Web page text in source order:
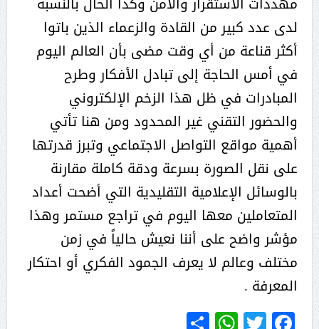
لدى عدد كبير من القادة والزعماء الذين باتوا
أكثر قناعة من أي وقت مضى بأن العالم اليوم
في أمس الحاجة إلى تبادل الأفكار وطرح
المبادرات في ظل هذا الزخم الإلكتروني
والحضور التقني غير المحدود ومن هنا تأتي
أهمية مواقع التواصل الاجتماعي وتبرز قدرتها
على نقل الصورة بسرعة ودقة كاملة مقارنة
بالوسائل الإعلامية التقليدية التي أضحت أعداد
المتعاملين معها اليوم في تراجع مستمر وهذا
مؤشر واضح على أننا نعيش حالياً في زمن
مختلف وعالم لا يعرف الجمود الفكري أو احتكار
المعرفة .